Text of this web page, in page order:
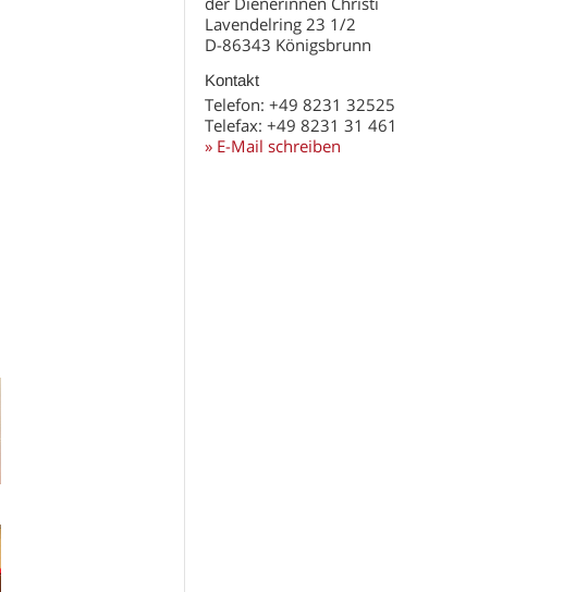
Lavendelring 23 1/2
D-86343 Königsbrunn
Kontakt
Telefon: +49 8231 32525
Telefax: +49 8231 31 461
» E-Mail schreiben